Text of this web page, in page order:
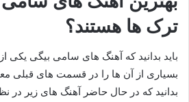
ترک ها هستند؟
باید بدانید که آهنگ های سامی بیگی یکی
بسیاری از آن ها را در قسمت های قبلی
بدانید که در حال حاضر آهنگ های زیر در